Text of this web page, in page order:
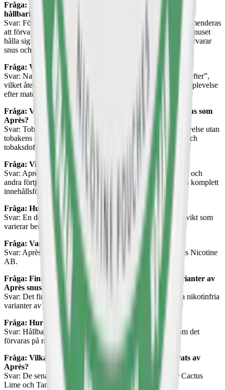
Fråga: Hur ska jag förvara mitt Après snus för bästa
hållbarhet?
Svar: För att bevara fukten och smaken i Après snus rekommenderas
att förvara det i en kyld miljö. Om det förvaras korrekt kan snuset
hålla sig fräscht i upp till 12 månader. Läs mer om hur du förvarar
snus och vitt snus här:
Fråga: Vad betyder “Après”?
Svar: Namnet “Après” kommer från det franska ordet för “efter”,
vilket återspeglar varumärkets avsikt att skapa en njutbar upplevelse
efter maten eller i avslappnade stunder.
Fråga: Vad är fördelen med att använda tobaksfritt snus som
Après?
Svar: Tobaksfritt snus som Après erbjuder en nikotinupplevelse utan
tobakens negativa effekter, såsom missfärgning av tänder och
tobaksdoft.
Fråga: Vilka ingredienser används i Après snus?
Svar: Après snus är tillverkat av växtfibrer, nikotin, aromer och
andra förtjockningsmedel, helt fritt från tobak. Du hittar en komplett
innehållsförteckning på produktsidorna.
Fråga: Hur många prillor finns i en dosa Après snus?
Svar: En dosa Après snus innehåller alltid 20 prillor, med vikt som
varierar beroende på om det är slim eller mini-format.
Fråga: Var tillverkas Après snus?
Svar: Après snus tillverkas i Stockholm, Sverige, av Après Nicotine
AB.
Fråga: Finns det planer på att lansera nikotinfria varianter av
Après snus?
Svar: Det finns inga kommunicerade planer på att lansera nikotinfria
varianter av Après snus för närvarande.
Fråga: Hur lång är hållbarheten på Après snus?
Svar: Hållbarheten för Après snus är cirka 12 månader om det
förvaras på rätt sätt, helst i en kyld miljö.
Fråga: Vilka är de senaste smakerna som har lanserats av
Après?
Svar: De senaste smakerna som har lanserats inkluderar Cactus
Lime och Tangerine Spritz, introducerade under 2024.